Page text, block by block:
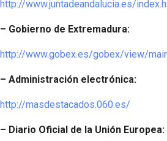
http://www.juntadeandalucia.es/
– Gobierno de Extremadura:
http://www.gobex.es/gobex/view/
– Administración electrónica:
http://masdestacados.060.es/
– Diario Oficial de la Unión Europea: